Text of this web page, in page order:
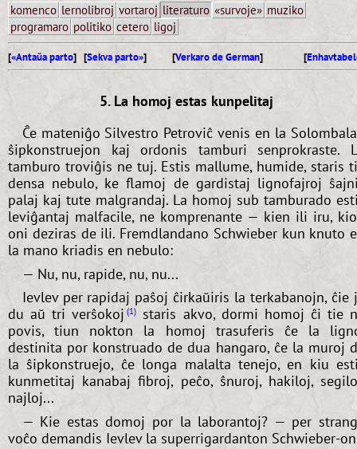
komenco lernolibroj vortaroj literaturo «survoje» muziko
programaro politiko cetero ligoj
[«Antaŭa parto] [Sekva parto»] [Verkaro de German] [
5. La homoj estas kunpelitaj
Ĉe mateniĝo Silvestro Petroviĉ venis en la
ŝipkonstruejon kaj ordonis tamburi senprokraste.
tamburo troviĝis ne tuj. Estis mallume, humide, staris
densa nebulo, ke flamoj de gardistaj lignofajroj
palaj kaj tute malgrandaj. La homoj sub tamburado
leviĝantaj malfacile, ne komprenante — kien ili iru,
oni deziras de ili. Fremdlandano Schwieber kun knuto
la mano kriadis en nebulo:
— Nu, nu, rapide, nu, nu...
Ievlev per rapidaj paŝoj ĉirkaŭiris la terkabanojn, ĉie
du aŭ tri verŝokoj 1
staris akvo, dormi homoj ĉi tie
povis, tiun nokton la homoj trasuferis ĉe la
destinita por konstruado de dua hangaro, ĉe la muroj
la ŝipkonstruejo, ĉe longa malalta tenejo, en kiu
kunmetitaj kanabaj fibroj, peĉo, ŝnuroj, hakiloj,
najloj...
— Kie estas domoj por la laborantoj? — per
voĉo demandis Ievlev la superrigardanton Schwieber-